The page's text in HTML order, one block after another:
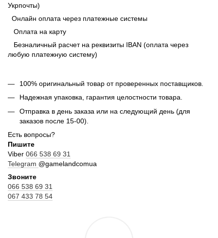
Укрпочты)
Онлайн оплата через платежные системы
Оплата на карту
Безналичный расчет на реквизиты IBAN (оплата через
любую платежную систему)
100% оригинальный товар от проверенных поставщиков.
Надежная упаковка, гарантия целостности товара.
Отправка в день заказа или на следующий день (для
заказов после 15-00).
Есть вопросы?
Пишите
Viber 066 538 69 31
Telegram @gamelandcomua
Звоните
066 538 69 31
067 433 78 54